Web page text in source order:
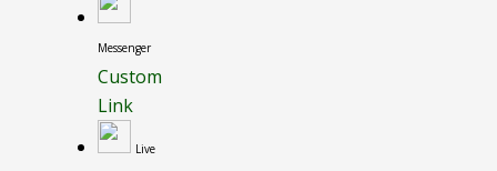
Messenger
Custom
Link
Live